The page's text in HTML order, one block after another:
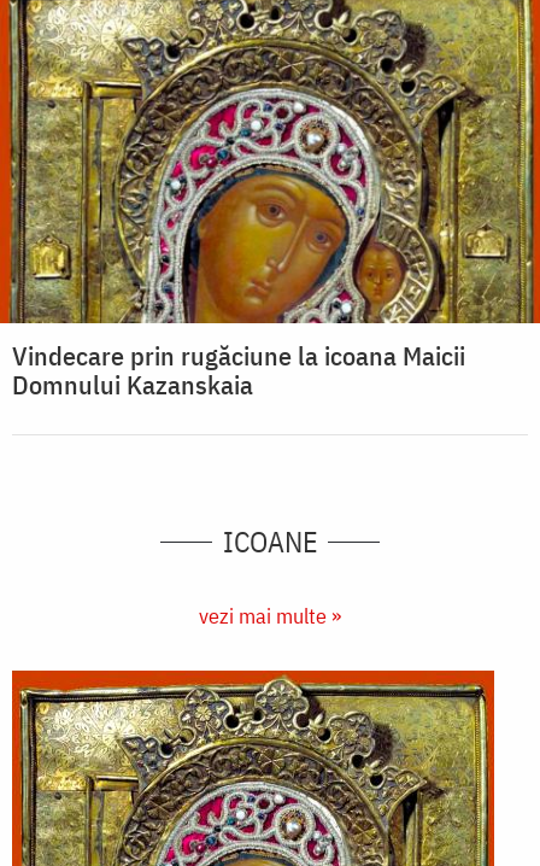
Vindecare prin rugăciune la icoana Maicii
Domnului Kazanskaia
ICOANE
vezi mai multe »